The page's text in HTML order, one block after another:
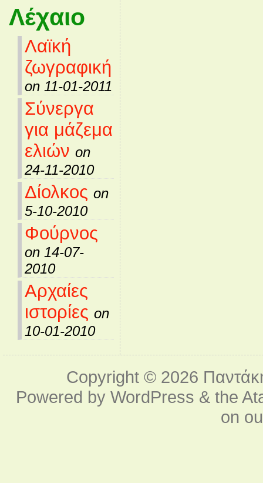
Λέχαιο
Λαϊκή
ζωγραφική
on 11-01-2011
Σύνεργα
για μάζεμα
ελιών on
24-11-2010
Δίολκος on
5-10-2010
Φούρνος
on 14-07-
2010
Αρχαίες
ιστορίες on
10-01-2010
Copyright © 2026
Powered byWordPress & the
on